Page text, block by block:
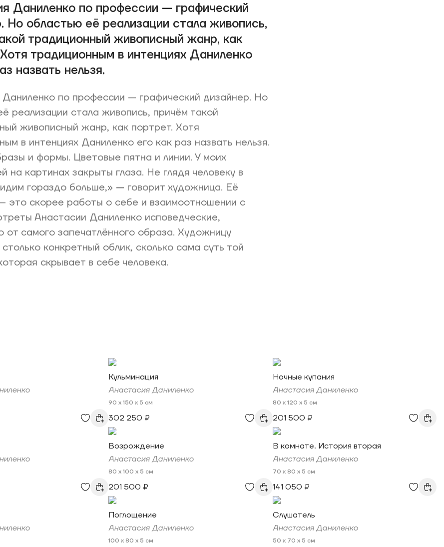
Даниленко по профессии — графический
Но областью её реализации стала живопись,
традиционный живописный жанр, как
традиционным в интенциях Даниленко
назвать нельзя.
по профессии — графический дизайнер. Но
реализации стала живопись, причём такой
живописный жанр, как портрет. Хотя
в интенциях Даниленко его как раз назвать нельзя.
и формы. Цветовые пятна и линии. У моих
на картинах закрыты глаза. Не глядя человеку в
гораздо больше,» — говорит художница. Её
это скорее работы о себе и взаимоотношении с
Анастасии Даниленко исповедческие,
от самого запечатлённого образа. Художницу
конкретный облик, сколько сама суть той
скрывает в себе человека.
Кульминация
Анастасия Даниленко
90 x 150 x 5 см
302 250 ₽
Возрождение
Анастасия Даниленко
80 x 100 x 5 см
201 500 ₽
Поглощение
Анастасия Даниленко
100 x 80 x 5 см
Ночные купания
Анастасия Даниленко
80 x 120 x 5 см
201 500 ₽
В комнате. История вторая
Анастасия Даниленко
70 x 80 x 5 см
141 050 ₽
Слушатель
Анастасия Даниленко
50 x 70 x 5 см